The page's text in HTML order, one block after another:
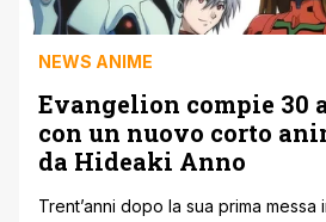
NEWS ANIME
Evangelion compie 30
con un nuovo corto
da Hideaki Anno
Trent’anni dopo la sua prima messa